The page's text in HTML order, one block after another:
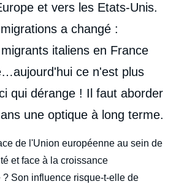
et vers les Etats-Unis.
a changé :
italiens en France
ce n'est plus
qui dérange ! Il faut aborder
une optique à long terme.
de l'Union européenne au sein de
et face à la croissance
Son influence risque-t-elle de